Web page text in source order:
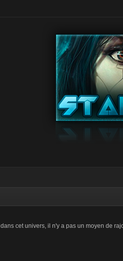
cet univers, il n'y a pas un moyen de